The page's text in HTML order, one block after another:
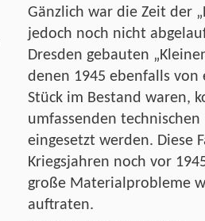
Gänzlich war die Zeit der
jedoch noch nicht
Dresden gebauten
denen 1945 ebenfalls von
Stück im Bestand waren,
umfassenden
eingesetzt werden. Diese
Kriegsjahren noch vor
große Materialprobleme
auftraten.